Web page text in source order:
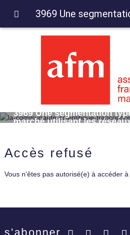
3969 Une segmentation
marché utilisant les
Accès refusé
Vous n'êtes pas autorisé(e) à accéder à
s’abonner